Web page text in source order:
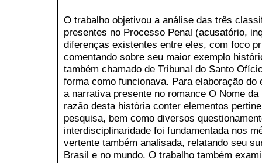
O trabalho objetivou a análise das três
presentes no Processo Penal (acusatório,
diferenças existentes entre eles, com foco
comentando sobre seu maior exemplo
também chamado de Tribunal do Santo
forma como funcionava. Para elaboração
a narrativa presente no romance O Nome
razão desta história conter elementos
pesquisa, bem como diversos
interdisciplinaridade foi fundamentada nos
vertente também analisada, relatando seu
Brasil e no mundo. O trabalho também